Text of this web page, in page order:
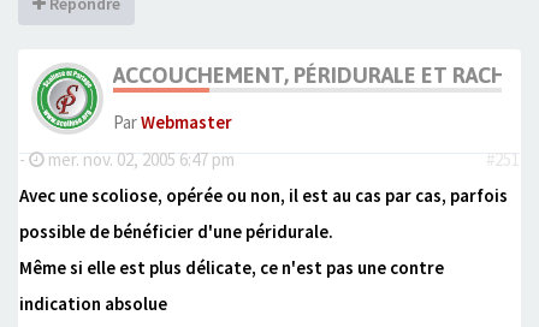
ACCOUCHEMENT, PÉRIDURALE ET RACHIS
ParWebmaster
-
mer. nov. 02, 2005 6:47 pm
#251
Avec une scoliose, opérée ou non, il est au cas par cas, parfois
possible de bénéficier d'une péridurale.
Même si elle est plus délicate, ce n'est pas une contre
indication absolue